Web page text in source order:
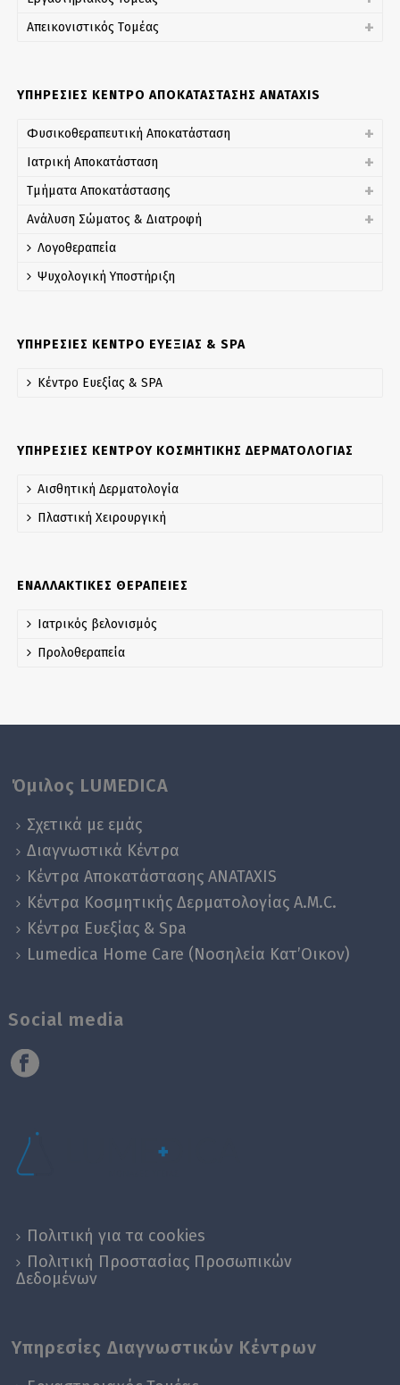
Απεικονιστικός Tομέας
ΥΠΗΡΕΣΙΕΣ ΚΕΝΤΡΟ ΑΠΟΚΑΤΑΣΤΑΣΗΣ ANATAXIS
Φυσικοθεραπευτική Αποκατάσταση
Ιατρική Αποκατάσταση
Τμήματα Αποκατάστασης
Ανάλυση Σώματος & Διατροφή
Λογοθεραπεία
Ψυχολογική Yποστήριξη
ΥΠΗΡΕΣΙΕΣ ΚΕΝΤΡΟ ΕΥΕΞΙΑΣ & SPA
Κέντρο Ευεξίας & SPA
ΥΠΗΡΕΣΙΕΣ ΚΕΝΤΡΟΥ ΚΟΣΜΗΤΙΚΗΣ ΔΕΡΜΑΤΟΛΟΓΙΑΣ
Αισθητική Δερματολογία
Πλαστική Χειρουργική
ΕΝΑΛΛΑΚΤΙΚΕΣ ΘΕΡΑΠΕΙΕΣ
Ιατρικός βελονισμός
Προλοθεραπεία
Όμιλος LUMEDICA
Σχετικά με εμάς
Διαγνωστικά Κέντρα
Κέντρα Αποκατάστασης ANATAXIS
Κέντρα Κοσμητικής Δερματολογίας A.M.C.
Κέντρα Ευεξίας & Spa
Lumedica Home Care (Νοσηλεία Κατ’Οικον)
Social media
Πολιτική για τα cookies
Πολιτική Προστασίας Προσωπικών
Δεδομένων
Υπηρεσίες Διαγνωστικών Κέντρων